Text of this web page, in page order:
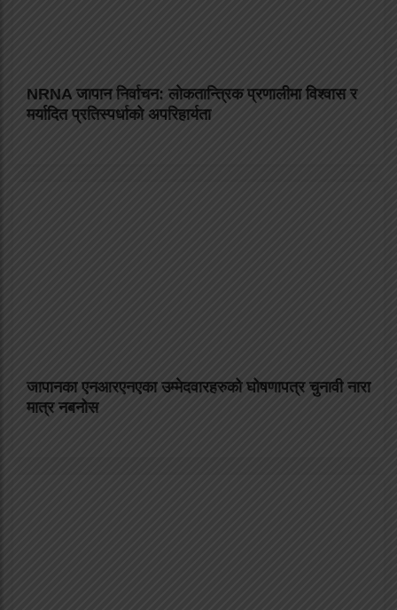
NRNA जापान निर्वाचन: लोकतान्त्रिक प्रणालीमा विश्वास र
मर्यादित प्रतिस्पर्धाको अपरिहार्यता
जापानका एनआरएनएका उम्मेदवारहरुको घोषणापत्र चुनावी नारा
मात्र नबनोस